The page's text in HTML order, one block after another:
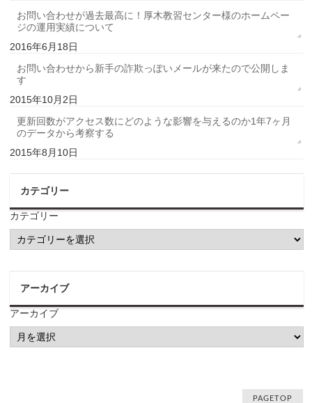
お問い合わせが過去最高に！厚木教習センター様のホームペー
ジの運用実績について
2016年6月18日
お問い合わせから新手の詐欺っぽいメールが来たので公開しま
す
2015年10月2日
更新回数がアクセス数にどのような影響を与えるのか1年7ヶ月
のデータから考察する
2015年8月10日
カテゴリー
カテゴリー
アーカイブ
アーカイブ
PAGETOP